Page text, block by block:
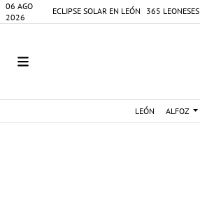
06 AGO
2026
ECLIPSE SOLAR EN LEÓN 365 LEONESES
LEÓN ALFOZ